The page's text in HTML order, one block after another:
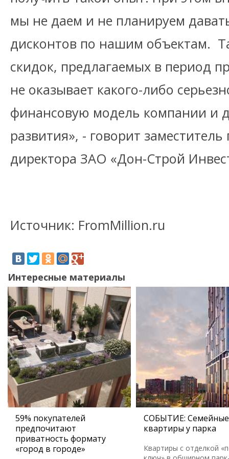
мы не даем и не планируем
дисконтов по нашим объектам.
скидок, предлагаемых в период
не оказывает какого-либо
финансовую модель компании и
развития», - говорит заместитель
директора ЗАО «Дон-Строй
Источник: FromMillion.ru
Интересные материалы
59% покупателей
предпочитают
приватность формату
«город в городе»
СОБЫТИЕ: Семейные
квартиры у парка
Квартиры с отделкой